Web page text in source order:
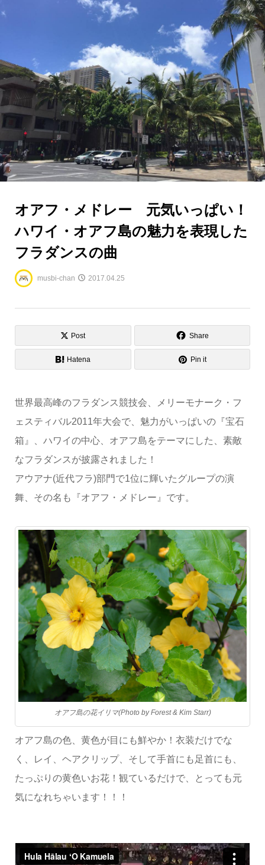
オアフ・メドレー 元気いっぱい！
ハワイ・オアフ島の魅力を表現した
フラダンスの曲
musbi-chan 2017.04.25
Post Share
Hatena Pin it
世界最高峰のフラダンス競技会、メリーモナーク・フ
ェスティバル2011年大会で、魅力がいっぱいの『宝石
箱』、ハワイの中心、オアフ島をテーマにした、素敵
なフラダンスが披露されました！
アウアナ(近代フラ)部門で1位に輝いたグループの演
舞、その名も『オアフ・メドレー』です。
オアフ島の花イリマ(Photo by Forest & Kim Starr)
オアフ島の色、黄色が目にも鮮やか！衣装だけでな
く、レイ、ヘアクリップ、そして手首にも足首にも、
たっぷりの黄色いお花！観ているだけで、とっても元
気になれちゃいます！！！